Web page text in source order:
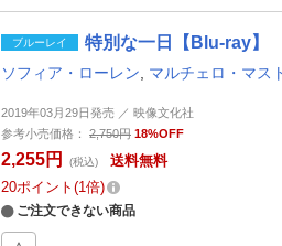
ブルーレイ 特別な一日【Blu-ray】
ソフィア・ローレン マルチェロ・マス
2019年03月29日発売 ／ 映像文化社
参考小売価格：
2,750円 18%OFF
2,255円 (税込)
送料無料
20ポイント 1倍
ご注文できない商品